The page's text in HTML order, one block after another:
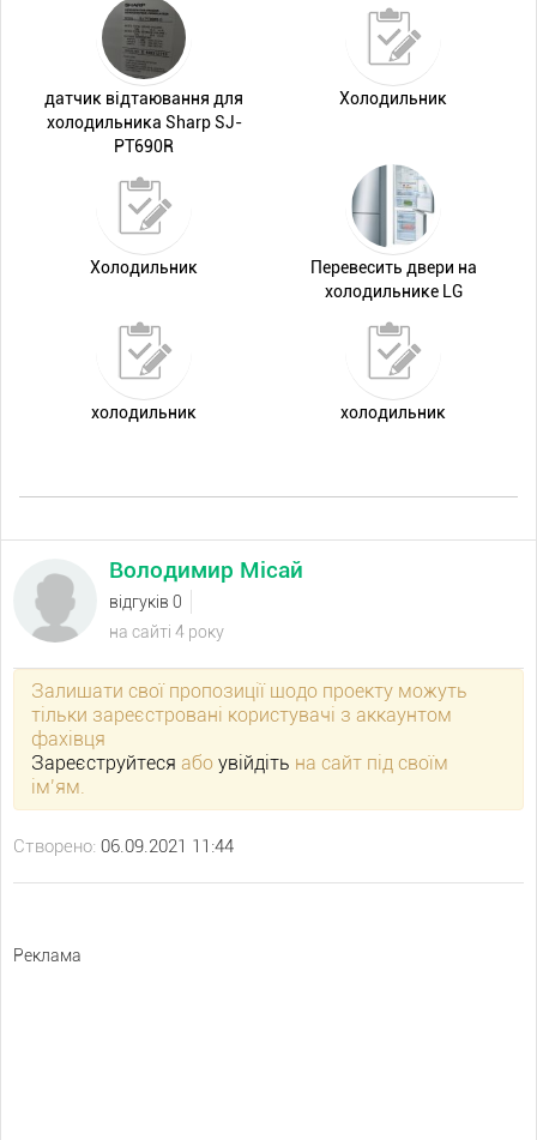
датчик відтаювання для
холодильника Sharp SJ-
PT690R
Холодильник
Холодильник
Перевесить двери на
холодильнике LG
холодильник холодильник
Володимир Місай
відгуків 0
на сайті 4 року
Залишати свої пропозиції щодо проекту можуть
тільки зареєстровані користувачі з аккаунтом
фахівця
Зареєструйтеся або увійдіть на сайт під своїм
ім’ям.
Створено: 06.09.2021 11:44
Реклама